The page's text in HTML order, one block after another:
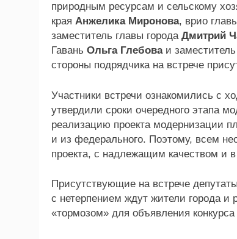
природным ресурсам и сельскому
края Анжелика Миронова, врио
заместитель главы города Дмитрий
Гавань Ольга Глебоваи заместитель
стороны подрядчика на встрече
Участники встречи ознакомились с
утвердили сроки очередного этапа
реализацию проекта модернизации
и из федерального. Поэтому, всем
проекта, с надлежащим качеством и
Присутствующие на встрече
с нетерпением ждут жители города и
«тормозом» для объявления